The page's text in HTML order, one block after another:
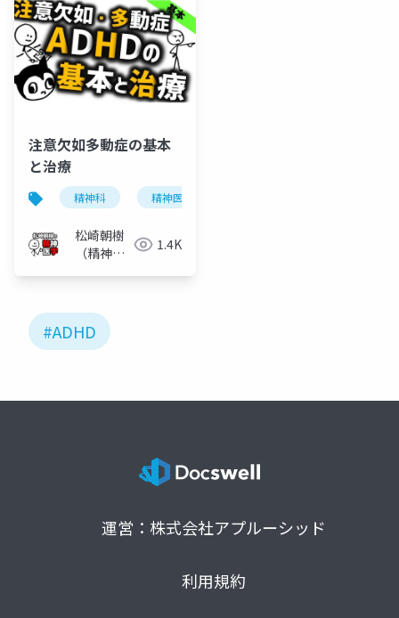
注意欠如多動症の基本
と治療
精神科 精神医学
松崎朝樹
（精神科
1.4K
#ADHD
運営：株式会社アプルーシッド
利用規約